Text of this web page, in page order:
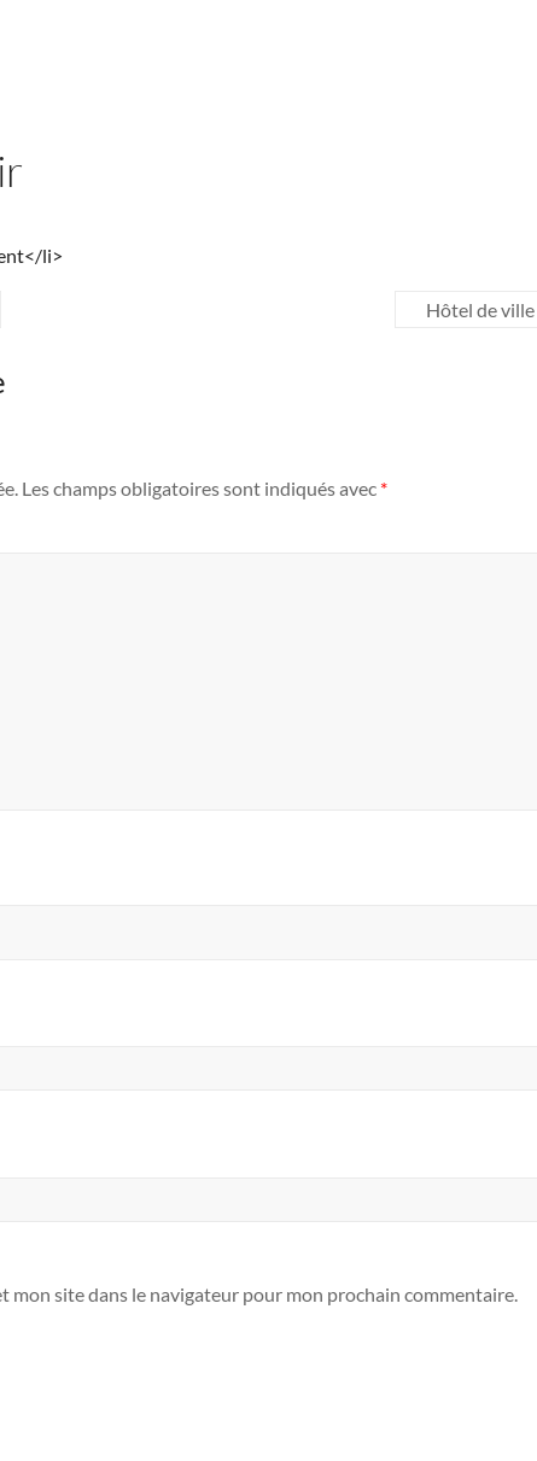
li>
Hôtel de ville
Les champs obligatoires sont indiqués avec *
mon site dans le navigateur pour mon prochain commentaire.